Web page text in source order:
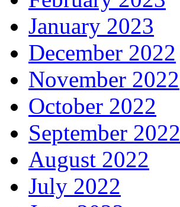
January 2023
December 2022
November 2022
October 2022
September 2022
August 2022
July 2022